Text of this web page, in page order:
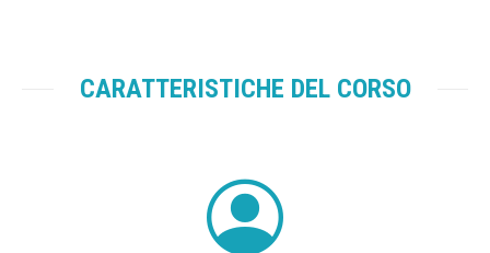
CARATTERISTICHE DEL CORSO